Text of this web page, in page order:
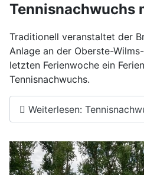
Tennisnachwuchs
Traditionell veranstaltet der
Anlage an der Oberste-
letzten Ferienwoche ein
Tennisnachwuchs.
Weiterlesen: